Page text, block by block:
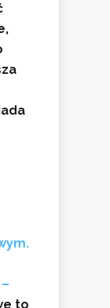
to